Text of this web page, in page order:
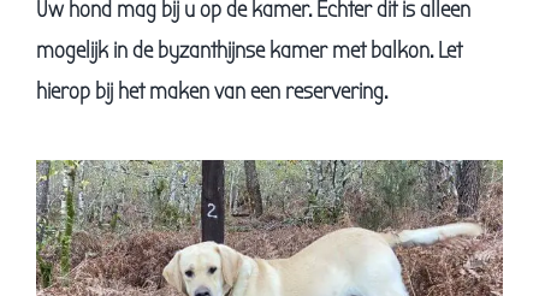
Uw hond mag bij u op de kamer. Echter dit is alleen
mogelijk in de byzanthijnse kamer met balkon. Let
hierop bij het maken van een reservering.